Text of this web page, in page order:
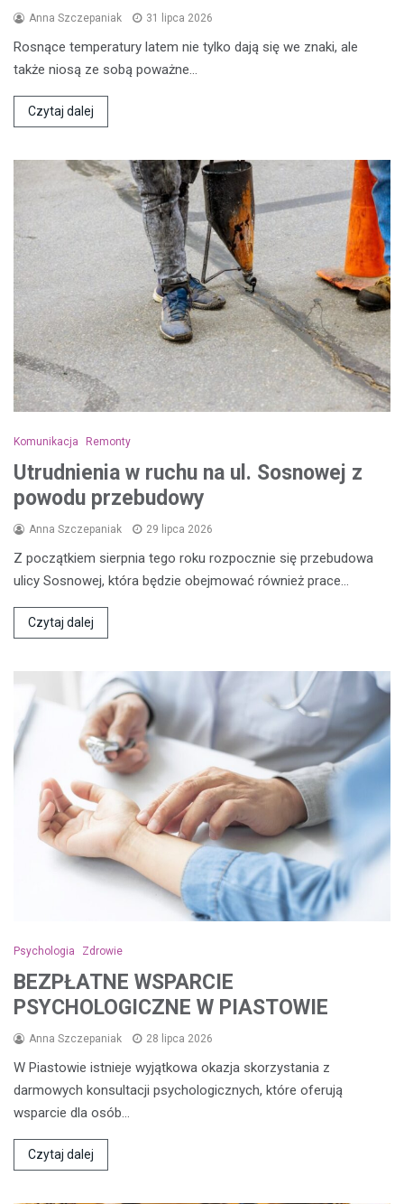
Anna Szczepaniak 31 lipca 2026
Rosnące temperatury latem nie tylko dają się we znaki, ale
także niosą ze sobą poważne…
Czytaj dalej
Komunikacja Remonty
Utrudnienia w ruchu na ul. Sosnowej z
powodu przebudowy
Anna Szczepaniak 29 lipca 2026
Z początkiem sierpnia tego roku rozpocznie się przebudowa
ulicy Sosnowej, która będzie obejmować również prace…
Czytaj dalej
Psychologia Zdrowie
BEZPŁATNE WSPARCIE
PSYCHOLOGICZNE W PIASTOWIE
Anna Szczepaniak 28 lipca 2026
W Piastowie istnieje wyjątkowa okazja skorzystania z
darmowych konsultacji psychologicznych, które oferują
wsparcie dla osób…
Czytaj dalej